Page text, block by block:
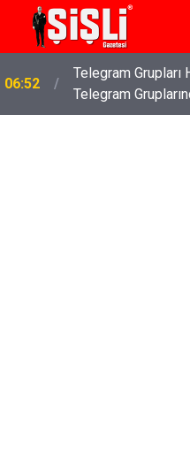
06:52
Telegram Grupları
Telegram